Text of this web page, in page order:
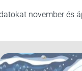
november és